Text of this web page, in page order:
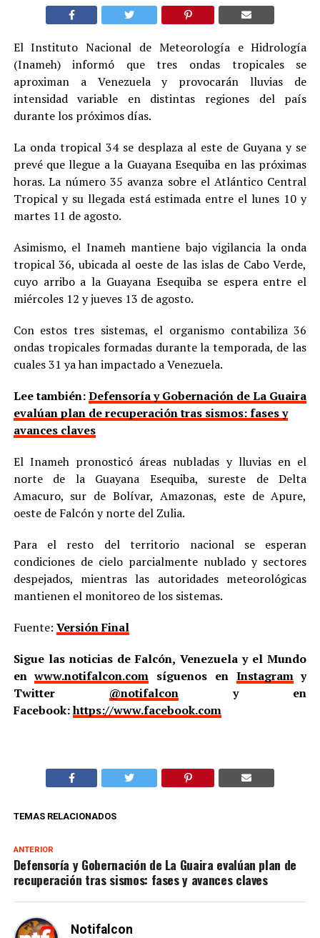
El Instituto Nacional de Meteorología e Hidrología
(Inameh) informó que tres ondas tropicales se
aproximan a Venezuela y provocarán lluvias de
intensidad variable en distintas regiones del país
durante los próximos días.
La onda tropical 34 se desplaza al este de Guyana y se
prevé que llegue a la Guayana Esequiba en las próximas
horas. La número 35 avanza sobre el Atlántico Central
Tropical y su llegada está estimada entre el lunes 10 y
martes 11 de agosto.
Asimismo, el Inameh mantiene bajo vigilancia la onda
tropical 36, ubicada al oeste de las islas de Cabo Verde,
cuyo arribo a la Guayana Esequiba se espera entre el
miércoles 12 y jueves 13 de agosto.
Con estos tres sistemas, el organismo contabiliza 36
ondas tropicales formadas durante la temporada, de las
cuales 31 ya han impactado a Venezuela.
Lee también:Defensoría y Gobernación de La Guaira
evalúan plan de recuperación tras sismos: fases y
avances claves
El Inameh pronosticó áreas nubladas y lluvias en el
norte de la Guayana Esequiba, sureste de Delta
Amacuro, sur de Bolívar, Amazonas, este de Apure,
oeste de Falcón y norte del Zulia.
Para el resto del territorio nacional se esperan
condiciones de cielo parcialmente nublado y sectores
despejados, mientras las autoridades meteorológicas
mantienen el monitoreo de los sistemas.
Fuente: Versión Final
Sigue las noticias de Falcón, Venezuela y el Mundo
enwww.notifalcon.com síguenos en Instagramy
Twitter @notifalcony en
Facebook:https://www.facebook.com
TEMAS RELACIONADOS
ANTERIOR
Defensoría y Gobernación de La Guaira evalúan plan de
recuperación tras sismos: fases y avances claves
Notifalcon